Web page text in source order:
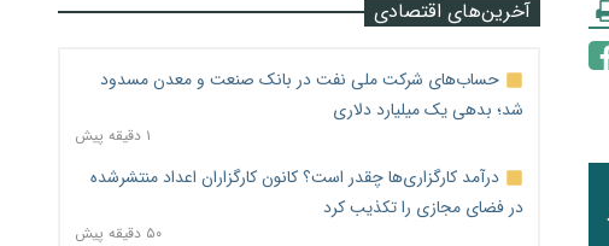
آخرین‌های اقتصادی
حساب‌های شرکت ملی نفت در بانک صنعت و معدن مسدود
شد؛ بدهی یک میلیارد دلاری
۱ دقیقه پیش
درآمد کارگزاری‌ها چقدر است؟ کانون کارگزاران اعداد منتشرشده
در فضای مجازی را تکذیب کرد
۵۰ دقیقه پیش